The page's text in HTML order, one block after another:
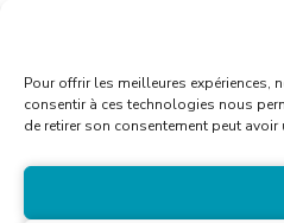
Pour offrir les meilleures
consentir à ces technologies nous
de retirer son consentement peut